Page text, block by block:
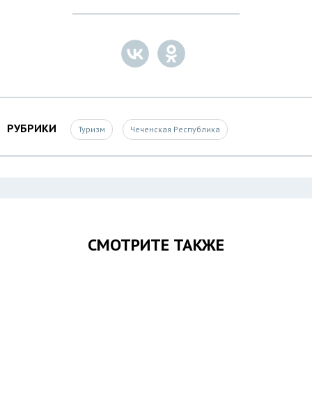
РУБРИКИ Туризм Чеченская Республика
СМОТРИТЕ ТАКЖЕ